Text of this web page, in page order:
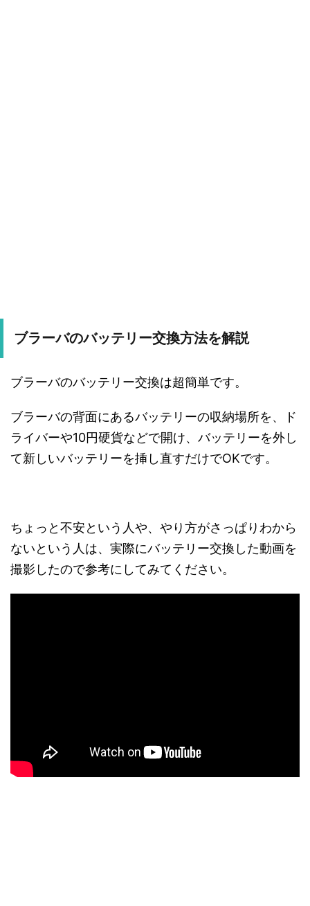
ブラーバのバッテリー交換方法を解説
ブラーバのバッテリー交換は超簡単です。
ブラーバの背面にあるバッテリーの収納場所を、ド
ライバーや10円硬貨などで開け、バッテリーを外し
て新しいバッテリーを挿し直すだけでOKです。
ちょっと不安という人や、やり方がさっぱりわから
ないという人は、実際にバッテリー交換した動画を
撮影したので参考にしてみてください。